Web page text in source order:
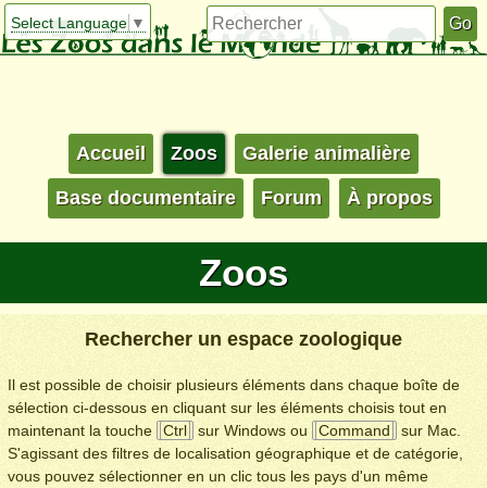
Select Language ▼
Accueil Zoos Galerie animalière
Base documentaire Forum À propos
Zoos
Rechercher un espace zoologique
Il est possible de choisir plusieurs éléments dans chaque boîte de
sélection ci-dessous en cliquant sur les éléments choisis tout en
maintenant la touche
Ctrl sur Windows ou Command
sur Mac.
S'agissant des filtres de localisation géographique et de catégorie,
vous pouvez sélectionner en un clic tous les pays d'un même